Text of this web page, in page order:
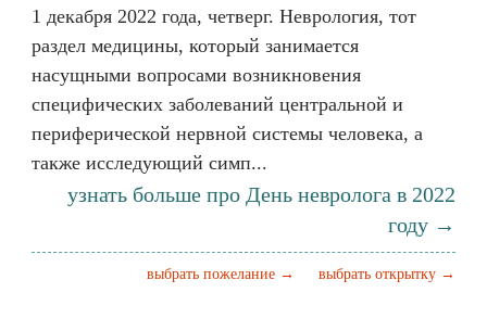
1 декабря 2022 года, четверг. Неврология, тот
раздел медицины, который занимается
насущными вопросами возникновения
специфических заболеваний центральной и
периферической нервной системы человека, а
также исследующий симп...
узнать больше про День невролога в 2022
году →
выбрать открытку →
выбрать пожелание →